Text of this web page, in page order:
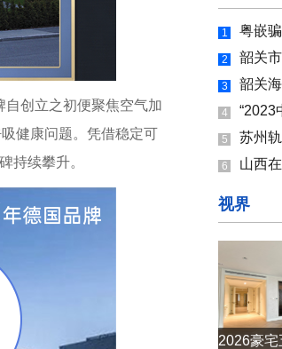
创立之初便聚焦空气加
健康问题。凭借稳定可
持续攀升。
1 粤嵌
2 韶关市
3 韶关海
4 “2023
5 苏州轨道
6 山西
视界